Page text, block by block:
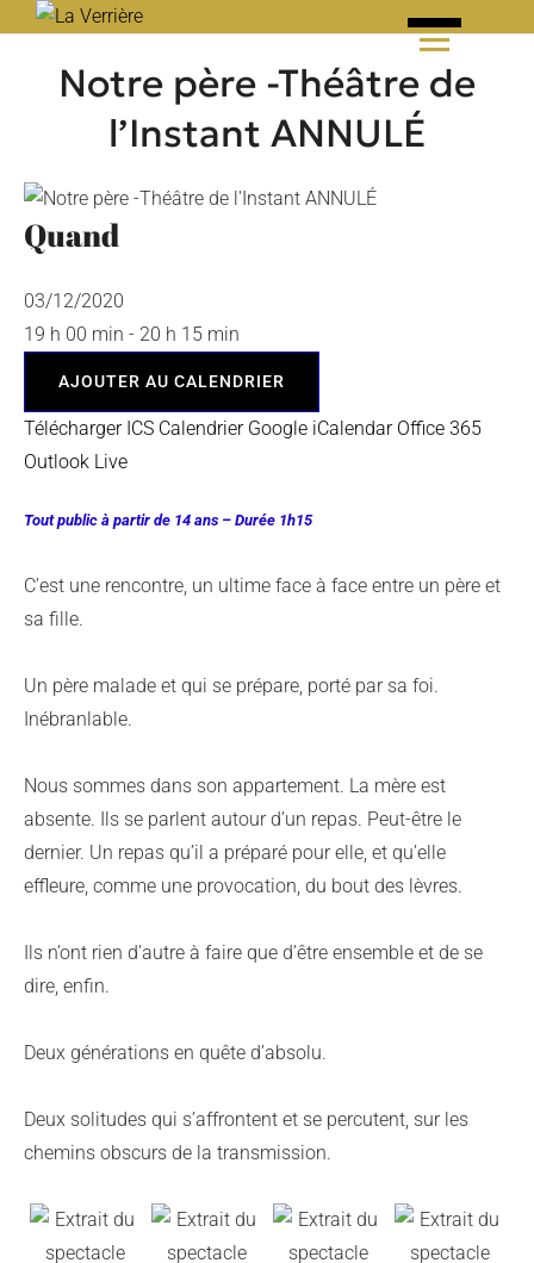
Notre père -Théâtre de
l’Instant ANNULÉ
Quand
03/12/2020
19 h 00 min - 20 h 15 min
AJOUTER AU CALENDRIER
Télécharger ICS Calendrier Google iCalendar Office 365
Outlook Live
Tout public à partir de 14 ans – Durée 1h15
C’est une rencontre, un ultime face à face entre un père et
sa fille.
Un père malade et qui se prépare, porté par sa foi.
Inébranlable.
Nous sommes dans son appartement. La mère est
absente. Ils se parlent autour d’un repas. Peut-être le
dernier. Un repas qu’il a préparé pour elle, et qu’elle
effleure, comme une provocation, du bout des lèvres.
Ils n’ont rien d’autre à faire que d’être ensemble et de se
dire, enfin.
Deux générations en quête d’absolu.
Deux solitudes qui s’affrontent et se percutent, sur les
chemins obscurs de la transmission.